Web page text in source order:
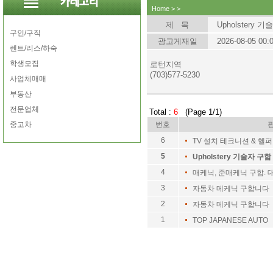
구인/구직
렌트/리스/하숙
학생모집
사업체매매
부동산
전문업체
중고차
Home > >
제 목
Upholstery 기
광고게재일
2026-08-05
로턴지역
(703)577-5230
Total : 6 (Page 1/1)
번호
6
TV 설치 테크니션 & 헬퍼
5
Upholstery 기술자 구함
4
매케닉, 준매케닉 구함.
3
자동차 메케닉 구합니다
2
자동차 메케닉 구합니다
1
TOP JAPANESE AUTO